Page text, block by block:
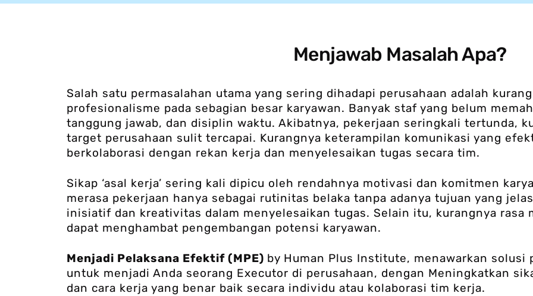
Menjawab Masalah Apa?
Salah satu permasalahan utama yang sering dihadapi perusahaan adalah
profesionalisme pada sebagian besar karyawan. Banyak staf yang belum
tanggung jawab, dan disiplin waktu. Akibatnya, pekerjaan seringkali tertunda,
target perusahaan sulit tercapai. Kurangnya keterampilan komunikasi yang
berkolaborasi dengan rekan kerja dan menyelesaikan tugas secara tim.
Sikap ‘asal kerja’ sering kali dipicu oleh rendahnya motivasi dan komitmen
merasa pekerjaan hanya sebagai rutinitas belaka tanpa adanya tujuan yang
inisiatif dan kreativitas dalam menyelesaikan tugas. Selain itu, kurangnya rasa
dapat menghambat pengembangan potensi karyawan.
Menjadi Pelaksana Efektif (MPE) by Human Plus Institute, menawarkan
untuk menjadi Anda seorang Executor di perusahaan, dengan Meningkatkan
dan cara kerja yang benar baik secara individu atau kolaborasi tim kerja.